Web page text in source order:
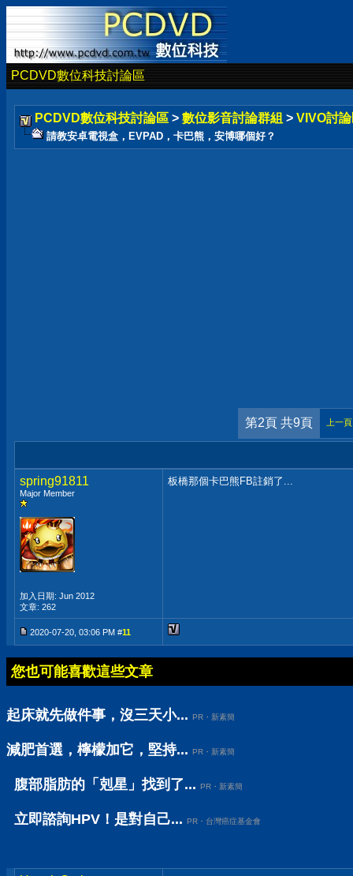
PCDVD數位科技討論區
PCDVD數位科技討論區 > 數位影音討論群組 > VIVO討
請教安卓電視盒，EVPAD，卡巴熊，安博哪個好？
第2頁 共9頁 上一頁
spring91811
Major Member
加入日期: Jun 2012
文章: 262
板橋那個卡巴熊FB註銷了...
2020-07-20, 03:06 PM #11
您也可能喜歡這些文章
起床就先做件事，沒三天小... PR・新素簡
減肥首選，檸檬加它，堅持... PR・新素簡
腹部脂肪的「剋星」找到了... PR・新素簡
立即諮詢HPV！是對自己... PR・台灣癌症基金會